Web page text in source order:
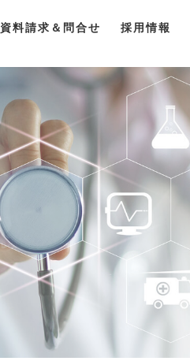
資料請求＆問合せ 採用情報